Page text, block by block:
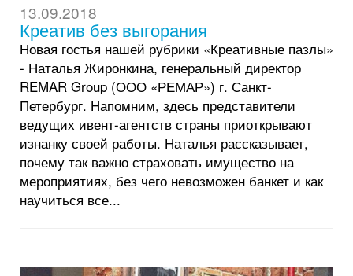
13.09.2018
Креатив без выгорания
Новая гостья нашей рубрики «Креативные пазлы»
- Наталья Жиронкина, генеральный директор
REMAR Group (ООО «РЕМАР») г. Санкт-
Петербург. Напомним, здесь представители
ведущих ивент-агентств страны приоткрывают
изнанку своей работы. Наталья рассказывает,
почему так важно страховать имущество на
мероприятиях, без чего невозможен банкет и как
научиться все...